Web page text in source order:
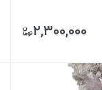
۲,۳۰۰,۰۰۰